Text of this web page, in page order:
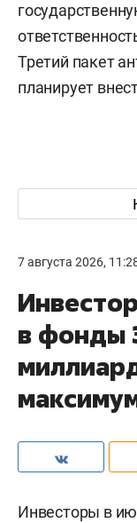
Третий пакет
планирует
7 августа 2026,
в фонды
Инвесторы в